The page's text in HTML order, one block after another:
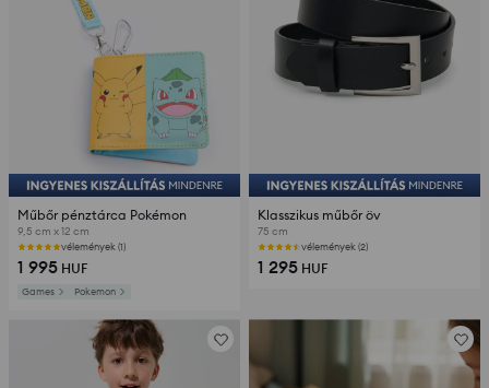
Műbőr pénztárca Pokémon
9,5 cm x 12 cm
vélemények (1)
1 995 HUF
Games Pokemon
Klasszikus műbőr öv
75 cm
vélemények (2)
1 295 HUF